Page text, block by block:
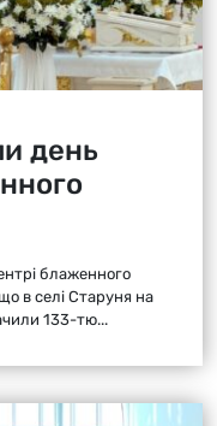
день
блаженного
в селі Старуня на
133-тю...